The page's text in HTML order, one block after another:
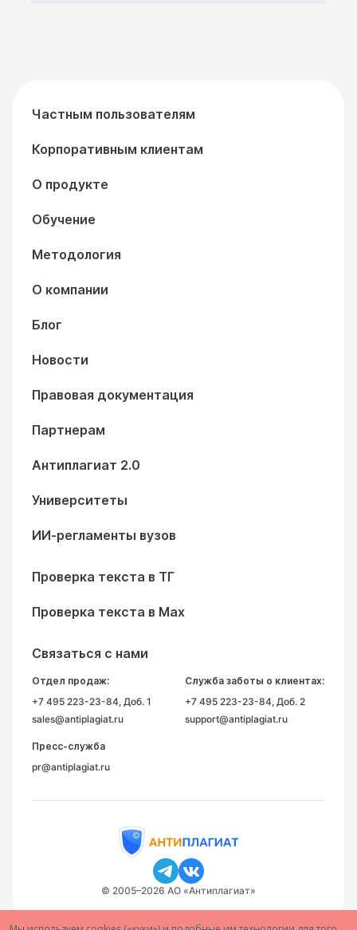
Частным пользователям
Корпоративным клиентам
О продукте
Обучение
Методология
О компании
Блог
Новости
Правовая документация
Партнерам
Антиплагиат 2.0
Университеты
ИИ-регламенты вузов
Проверка текста в ТГ
Проверка текста в Max
Связаться с нами
Отдел продаж:
+7 495 223-23-84, Доб. 1
sales@antiplagiat.ru
Служба заботы о клиентах:
+7 495 223-23-84, Доб. 2
support@antiplagiat.ru
Пресс-служба
pr@antiplagiat.ru
© 2005–2026 АО «Антиплагиат»